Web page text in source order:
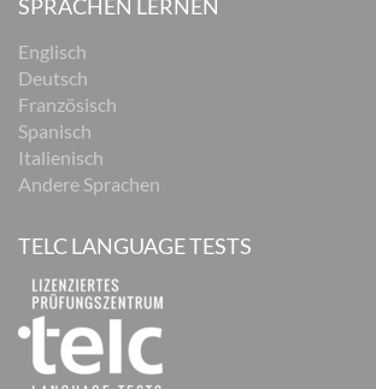
SPRACHEN LERNEN
Englisch
Deutsch
Französisch
Spanisch
Italienisch
Andere Sprachen
TELC LANGUAGE TESTS